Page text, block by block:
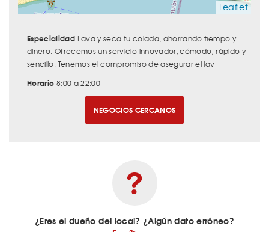
Leaflet
Especialidad Lava y seca tu colada, ahorrando tiempo y
dinero. Ofrecemos un servicio innovador, cómodo, rápido y
sencillo. Tenemos el compromiso de asegurar el lav
Horario 8:00 a 22:00
NEGOCIOS CERCANOS
¿Eres el dueño del local? ¿Algún dato erróneo?